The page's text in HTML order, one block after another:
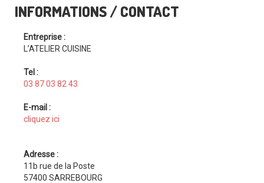
INFORMATIONS / CONTACT
Entreprise :
L’ATELIER CUISINE
Tel :
03 87 03 82 43
E-mail :
cliquez ici
Adresse :
11b rue de la Poste
57400 SARREBOURG